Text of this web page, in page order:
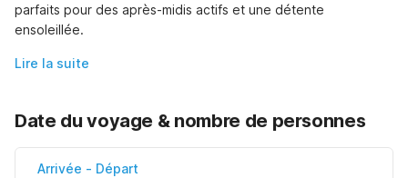
parfaits pour des après-midis actifs et une détente
ensoleillée.
Lire la suite
Date du voyage & nombre de personnes
Arrivée - Départ